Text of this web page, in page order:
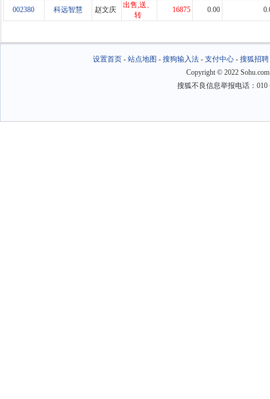
002380 科远智慧 赵文庆
出售,送、
转
16875 0.00
设置首页 -站点地图 -搜狗输入法 -支付中心 -搜狐招聘
Copyright © 2022
搜狐不良信息举报电话：010